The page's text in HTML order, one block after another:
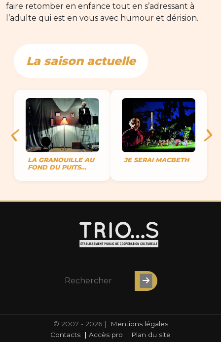
faire retomber en enfance tout en s’adressant à
l’adulte qui est en vous avec humour et dérision.
La saison actuelle
LA GRANOUILLE AU
FOND DU PUITS
EST ROND
JE SERAI MACBETH
© 2007 - 2026 |
Mentions légales
Contacts
| Accès pro | Plan du site